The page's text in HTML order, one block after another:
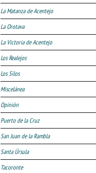
La Matanza de Acentejo
La Orotava
La Victoria de Acentejo
Los Realejos
Los Silos
Miscelánea
Opinión
Puerto de la Cruz
San Juan de la Rambla
Santa Úrsula
Tacoronte